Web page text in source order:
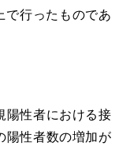
で行ったものであ
陽性者における接
陽性者数の増加が